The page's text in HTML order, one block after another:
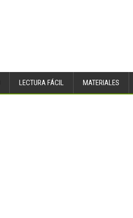
LECTURA FÁCIL MATERIALES